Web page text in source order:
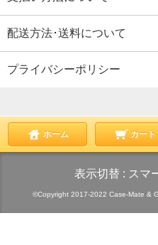
配送方法･送料について
プライバシーポリシー
ホーム カート
表示切替 : スマ
©Copyright 2017-2022 Case-Mate &